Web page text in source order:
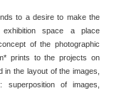
to a desire to make the
space a place
of the photographic
prints to the projects on
the layout of the images,
of images,